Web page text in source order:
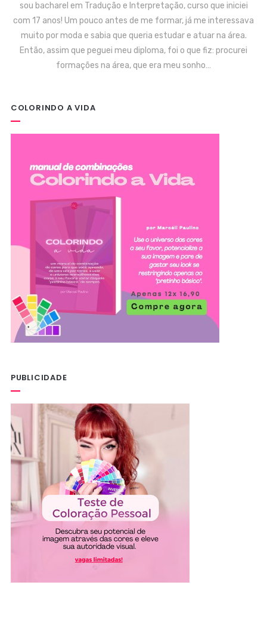
sou bacharel em Tradução e Interpretação, curso que iniciei
com 17 anos! Um pouco antes de me formar, já me interessava
muito por moda e sabia que queria estudar e atuar na área.
Então, assim que peguei meu diploma, foi o que fiz: procurei
formações na área, que era meu sonho…
COLORINDO A VIDA
PUBLICIDADE